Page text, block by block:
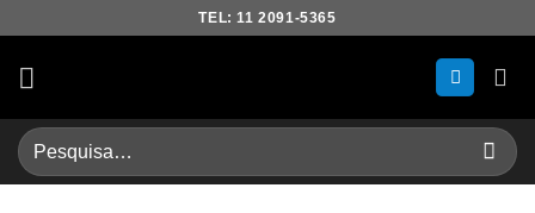
content
TEL: 11 2091-5365
Pesquisar
por: